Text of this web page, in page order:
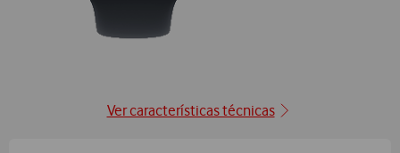
Ver características técnicas